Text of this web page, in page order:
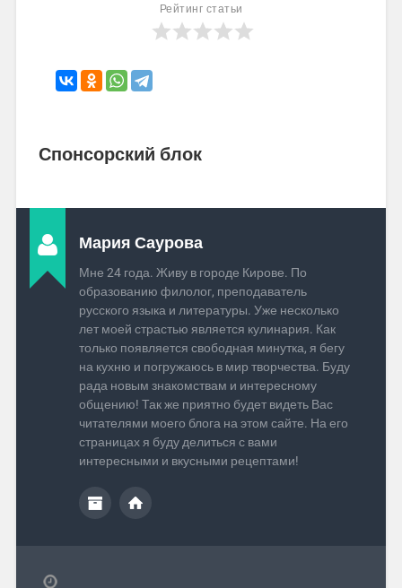
Рейтинг статьи
Спонсорский блок
Мария Саурова
Мне 24 года. Живу в городе Кирове. По
образованию филолог, преподаватель
русского языка и литературы. Уже несколько
лет моей страстью является кулинария. Как
только появляется свободная минутка, я бегу
на кухню и погружаюсь в мир творчества. Буду
рада новым знакомствам и интересному
общению! Так же приятно будет видеть Вас
читателями моего блога на этом сайте. На его
страницах я буду делиться с вами
интересными и вкусными рецептами!